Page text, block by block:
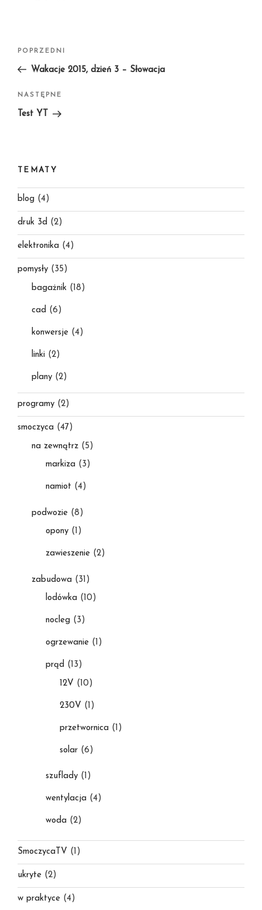
Nawigacja
wpisu
Poprzedni
wpis
POPRZEDNI
Wakacje 2015, dzień 3 – Słowacja
Następny
wpis
NASTĘPNE
Test YT
TEMATY
blog (4)
druk 3d (2)
elektronika (4)
pomysły (35)
bagażnik (18)
cad (6)
konwersje (4)
linki (2)
plany (2)
programy (2)
smoczyca (47)
na zewnątrz (5)
markiza (3)
namiot (4)
podwozie (8)
opony (1)
zawieszenie (2)
zabudowa (31)
lodówka (10)
nocleg (3)
ogrzewanie (1)
prąd (13)
12V (10)
230V (1)
przetwornica (1)
solar (6)
szuflady (1)
wentylacja (4)
woda (2)
SmoczycaTV (1)
ukryte (2)
w praktyce (4)